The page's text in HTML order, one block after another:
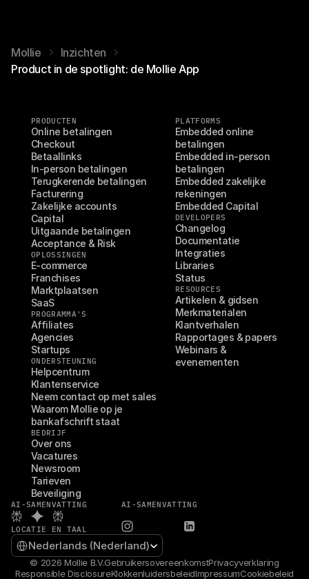
Mollie
Inzichten
Product in de spotlight: de Mollie App
PRODUCTEN
Online betalingen
Checkout
Betaallinks
In-person betalingen
Terugkerende betalingen
Facturering
Zakelijke accounts
Capital
Uitgaande betalingen
Acceptance & Risk
OPLOSSINGEN
E-commerce
Franchises
Marktplaatsen
SaaS
PROGRAMMA'S
Affiliates
Agencies
Startups
ONDERSTEUNING
Helpcentrum
Klantenservice
Neem contact op met sales
Waarom Mollie op je
bankafschrift staat
BEDRIJF
Over ons
Vacatures
Newsroom
Tarieven
Beveiliging
PLATFORMS
Embedded online
betalingen
Embedded in-person
betalingen
Embedded zakelijke
rekeningen
Embedded Capital
DEVELOPERS
Changelog
Documentatie
Integraties
Libraries
Status
RESOURCES
Artikelen & gidsen
Merkmaterialen
Klantverhalen
Rapportages & papers
Webinars &
evenementen
AI-SAMENVATTING AI-SAMENVATTING
LOCATIE EN TAAL
Select Language
Nederlands (Nederland)
© 2026 Mollie B.V.GebruikersovereenkomstPrivacyverklaring
Responsible DisclosureKlokkenluidersbeleidImpressumCookiebeleid